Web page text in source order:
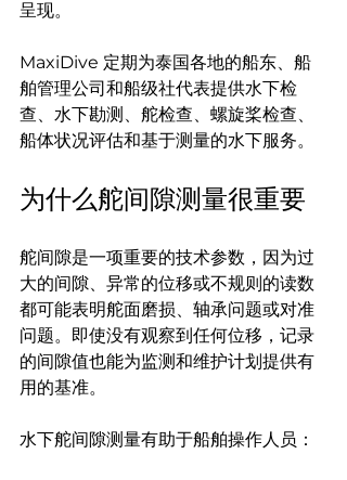
呈现。
MaxiDive 定期为泰国各地的船东、船
舶管理公司和船级社代表提供水下检
查、水下勘测、舵检查、螺旋桨检查、
船体状况评估和基于测量的水下服务。
为什么舵间隙测量很重要
舵间隙是一项重要的技术参数，因为过
大的间隙、异常的位移或不规则的读数
都可能表明舵面磨损、轴承问题或对准
问题。即使没有观察到任何位移，记录
的间隙值也能为监测和维护计划提供有
用的基准。
水下舵间隙测量有助于船舶操作人员：